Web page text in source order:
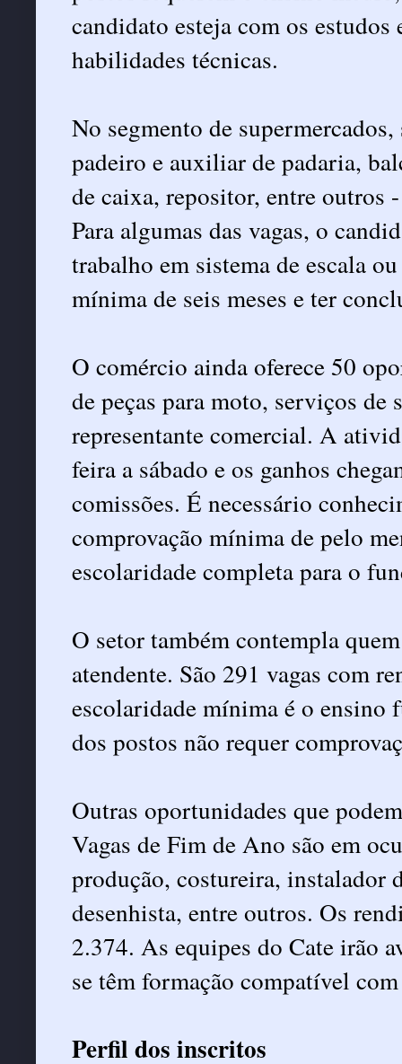
candidato esteja com os estudos
habilidades técnicas.
No segmento de
padeiro e auxiliar de padaria,
de caixa, repositor, entre outros
Para algumas das vagas, o
trabalho em sistema de escala
mínima de seis meses e ter
O comércio ainda oferece 50
de peças para moto, serviços de
representante comercial. A
feira a sábado e os ganhos
comissões. É necessário
comprovação mínima de pelo
escolaridade completa para o
O setor também contempla
atendente. São 291 vagas com
escolaridade mínima é o ensino
dos postos não requer
Outras oportunidades que
Vagas de Fim de Ano são em
produção, costureira, instalador
desenhista, entre outros. Os
2.374. As equipes do Cate irão
se têm formação compatível
Perfil dos inscritos